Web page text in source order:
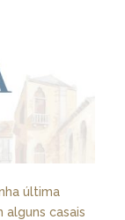
última
alguns casais